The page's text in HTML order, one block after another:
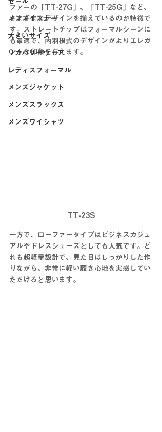
メンズインナー
大きいサイズ
リカバリーウェア
レディスフォーマル
メンズジャケット
メンズスラックス
メンズワイシャツ
ファーの「TT-27G」、「TT-25G」など、
さまざまなデザインを揃えているのが特徴で
す。ストレートチップはフォーマルシーンに
も最適で、内羽根式のデザインがよりエレガ
ントな印象を与えます。
TT-23S
一方で、ローファータイプはビジネスカジュ
アルやドレスシューズとしても人気です。ど
れも超軽量設計で、見た目はしっかりした作
りながら、非常に軽い履き心地を実感してい
ただけると思います。